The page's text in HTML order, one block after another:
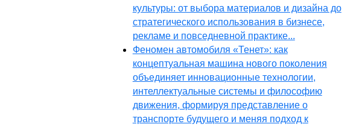
культуры: от выбора материалов и дизайна до
стратегического использования в бизнесе,
рекламе и повседневной практике...
Феномен автомобиля «Тенет»: как
концептуальная машина нового поколения
объединяет инновационные технологии,
интеллектуальные системы и философию
движения, формируя представление о
транспорте будущего и меняя подход к